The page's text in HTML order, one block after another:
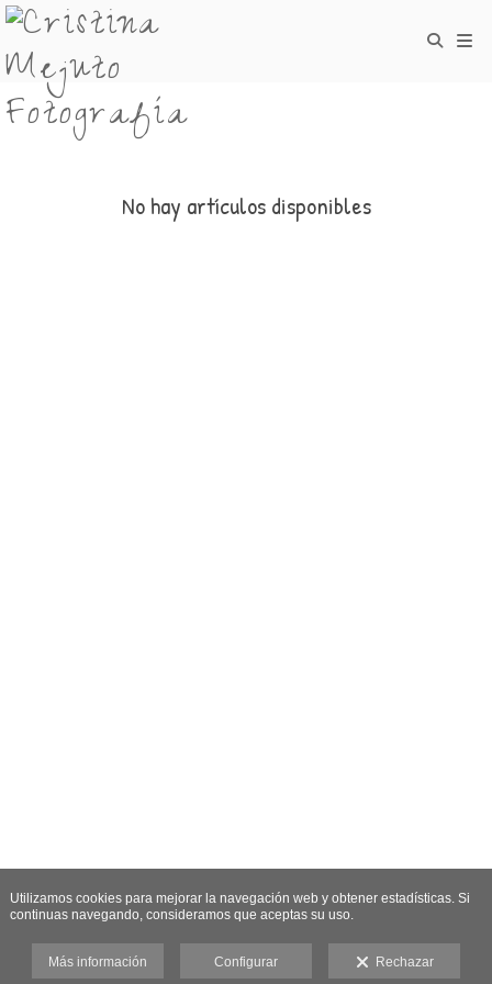
No hay artículos disponibles
Utilizamos cookies para mejorar la navegación web y obtener estadísticas. Si
continuas navegando, consideramos que aceptas su uso.
Más información Configurar Rechazar